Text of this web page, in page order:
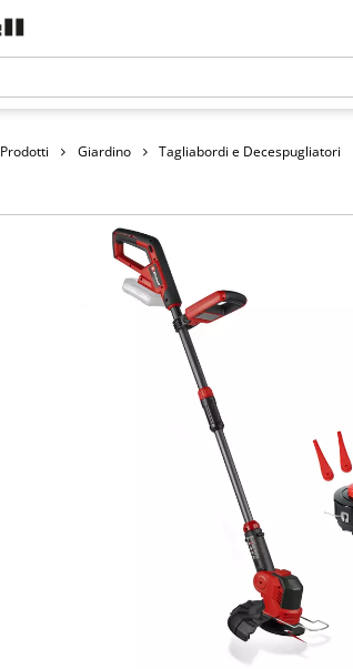
Prodotti Giardino Tagliabordi e Decespugliatori